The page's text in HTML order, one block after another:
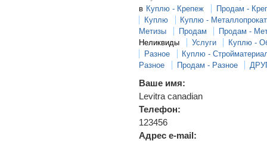
в Куплю - Крепеж
Продам -
Куплю
Куплю - Металлопрокат
Метизы
Продам
Продам -
Неликвиды
Услуги
Куплю -
Разное
Куплю -
Разное
Продам - Разное
Ваше имя:
Levitra canadian
Телефон:
123456
Адрес e-mail: